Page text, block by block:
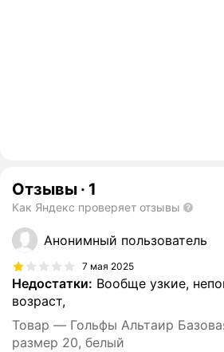
Отзывы · 1
Как Яндекс проверяет отзывы
Анонимный пользователь
7 мая 2025
Недостатки: Вообще узкие,
возраст,
Товар — Гольфы Альтаир
размер 20, белый